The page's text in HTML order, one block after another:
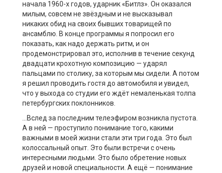
начала 1960-х годов, ударник «Битлз». Он оказался
милым, совсем не звёздным и не высказывал
никаких обид на своих бывших товарищей по
ансамблю. В конце программы я попросил его
показать, как надо держать ритм, и он
продемонстрировал это, исполнив в течение секунд
двадцати крохотную композицию — ударял
пальцами по столику, за которым мы сидели. А потом
я решил проводить гостя до автомобиля и увидел,
что у выхода со студии его ждёт немаленькая толпа
петербургских поклонников.
…Вслед за последним телеэфиром возникла пустота.
А в ней — проступило понимание того, какими
важными в моей жизни стали эти три года. Это был
колоссальный опыт. Это были встречи с очень
интересными людьми. Это было обретение новых
друзей и новой специальности. А ещё — понимание